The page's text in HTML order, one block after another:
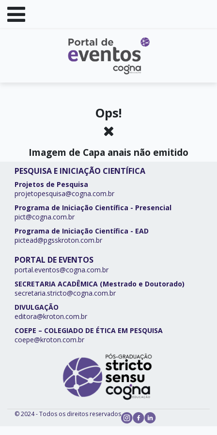
Ops!
Imagem de Capa anais não emitido
PESQUISA E INICIAÇÃO CIENTÍFICA
Projetos de Pesquisa
projetopesquisa@cogna.com.br
Programa de Iniciação Científica - Presencial
pict@cogna.com.br
Programa de Iniciação Científica - EAD
pictead@pgsskroton.com.br
PORTAL DE EVENTOS
portal.eventos@cogna.com.br
SECRETARIA ACADÊMICA (Mestrado e Doutorado)
secretaria.stricto@cogna.com.br
DIVULGAÇÃO
editora@kroton.com.br
COEPE – COLEGIADO DE ÉTICA EM PESQUISA
coepe@kroton.com.br
© 2024 - Todos os direitos reservados